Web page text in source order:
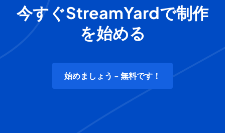
今すぐStreamYardで制作
を始める
始めましょう - 無料です！